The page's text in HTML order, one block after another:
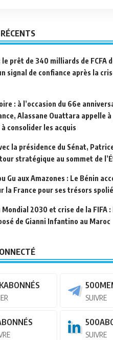
le prêt de 340 milliards de FCFA
signal de confiance après la
: à l’occasion du 66e
Alassane Ouattara appelle
consolider les acquis
la présidence du Sénat,
stratégique au sommet de
Gu aux Amazones : Le Bénin
la France pour ses trésors
Mondial 2030 et crise de la FIFA :
de Gianni Infantino au Maroc
ABONNÉS 500
SUIVRE
500
SUIVRE